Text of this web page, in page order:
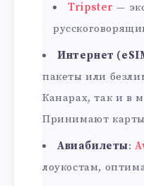
Tripster —
Интернет
пакеты или
Канарах, так и в
Принимают
Авиабилеты:
лоукостам,